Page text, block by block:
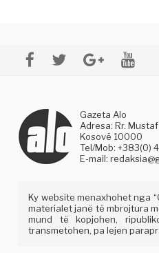
Gazeta Alo
Adresa: Rr.
Kosovë 10000
Tel/Mob: +383(0)
E-mail:
Ky website menaxhohet nga
materialet janë të mbrojtura
mund të kopjohen,
transmetohen, pa lejen